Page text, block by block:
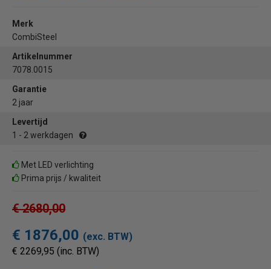
Merk
CombiSteel
Artikelnummer
7078.0015
Garantie
2 jaar
Levertijd
1 - 2 werkdagen
Met LED verlichting
Prima prijs / kwaliteit
€ 2680,00
€ 1876,00 (exc. BTW)
€ 2269,95 (inc. BTW)